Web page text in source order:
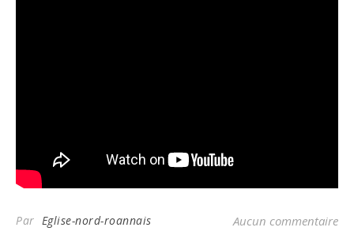
Par Eglise-nord-roannais Aucun commentaire